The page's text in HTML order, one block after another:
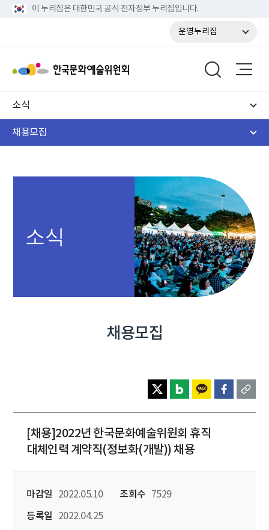
이 누리집은 대한민국 공식 전자정부 누리집입니다.
운영누리집
소식
채용모집
소식
채용모집
[채용]2022년 한국문화예술위원회 휴직
대체인력 계약직(정보화(개발)) 채용
마감일 2022.05.10 조회수
7529
등록일
2022.04.25